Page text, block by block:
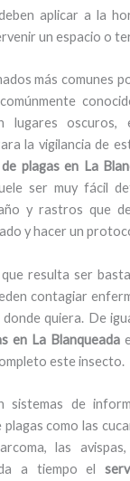
aplicar a la
un espacio o
más comunes
lugares oscuros,
la vigilancia de
plagasen La
ser muy fácil
y rastros que
y hacer un
resulta ser
contagiar
quiera. De
en La Blanqueada
este insecto.
sistemas de
como las
las
a tiempo el